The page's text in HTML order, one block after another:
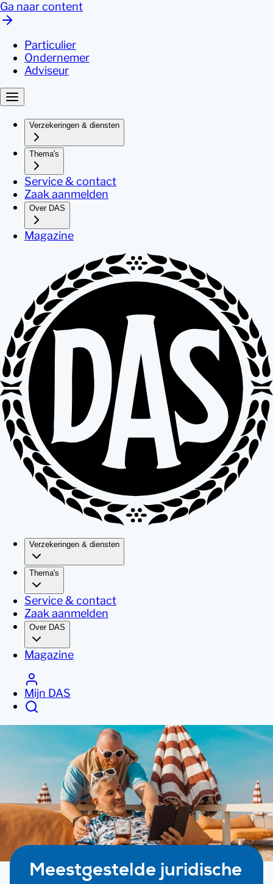
Ga naar content
Particulier
Ondernemer
Adviseur
Verzekeringen & diensten
Thema's
Service & contact
Zaak aanmelden
Over DAS
Magazine
Verzekeringen & diensten
Thema's
Service & contact
Zaak aanmelden
Over DAS
Magazine
Mijn DAS
Meestgestelde juridische